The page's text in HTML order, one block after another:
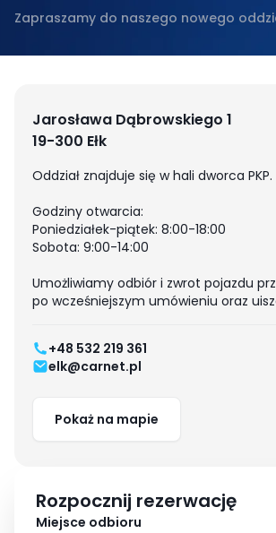
Zapraszamy do naszego nowego
Jarosława Dąbrowskiego 1
19-300 Ełk
Oddział znajduje się w hali dworca PKP.
Godziny otwarcia:
Poniedziałek-piątek: 8:00-18:00
Sobota: 9:00-14:00
Umożliwiamy odbiór i zwrot pojazdu
po wcześniejszym umówieniu oraz
+48 532 219 361
elk@carnet.pl
Pokaż na mapie
Rozpocznij rezerwację
Miejsce odbioru